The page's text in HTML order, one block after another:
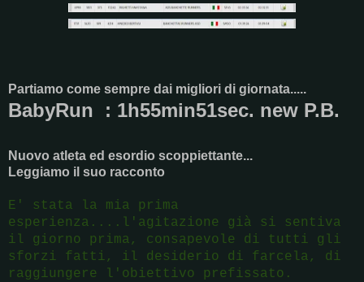
Partiamo come sempre dai migliori di giornata.....
BabyRun : 1h55min51sec. new P.B.
Nuovo atleta ed esordio scoppiettante...
Leggiamo il suo racconto
E' stata la mia prima
esperienza....l'agitazione già si sentiva
il giorno prima, consapevole di tutti gli
sforzi fatti, il desiderio di farcela, di
raggiungere l'obiettivo prefissato.